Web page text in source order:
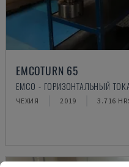
EMCOTURN 65
EMCO - ГОРИЗОНТАЛЬНЫЙ
ЧЕХИЯ 2019 3.716